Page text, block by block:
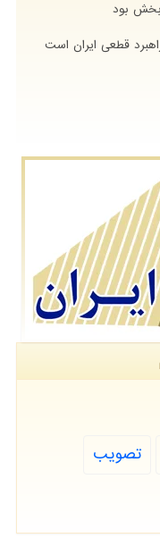
بخش بود
قطعی ایران است
تصویب